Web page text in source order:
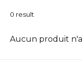
0 result
Aucun produit